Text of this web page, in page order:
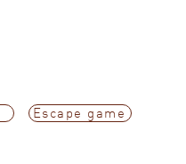
Escape game